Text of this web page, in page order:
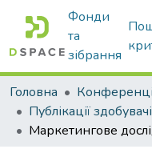
Фонди
та
зібрання
Головна